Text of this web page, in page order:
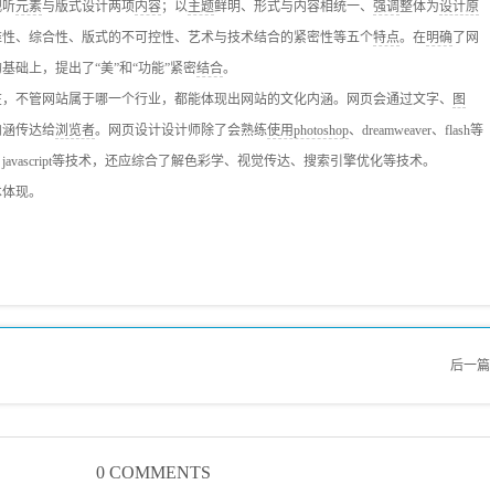
元素与版式设计两项 内容；以主题鲜明、形式与内容相统一、 强调整体为设计原
、综合性、版式的不可控性、艺术与技术结合的紧密性等五个特点。在明确 了网
础上，提出了“美”和“功能”紧密结合。
管网站属于哪一个行业，都能体现出网站的文化内涵。网页会通过文字、
图
传达给浏览者。网页设计设计师除了会熟练使用photoshop、dreamweaver、flash等
javascript等技术，还应综合了解色彩学、视觉传达、搜索引擎优化等技术。
现。
后一篇
0 COMMENTS